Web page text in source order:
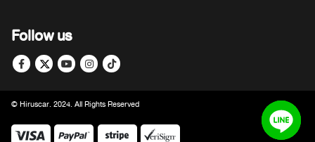
Follow us
© Hiruscar. 2024. All Rights Reserved